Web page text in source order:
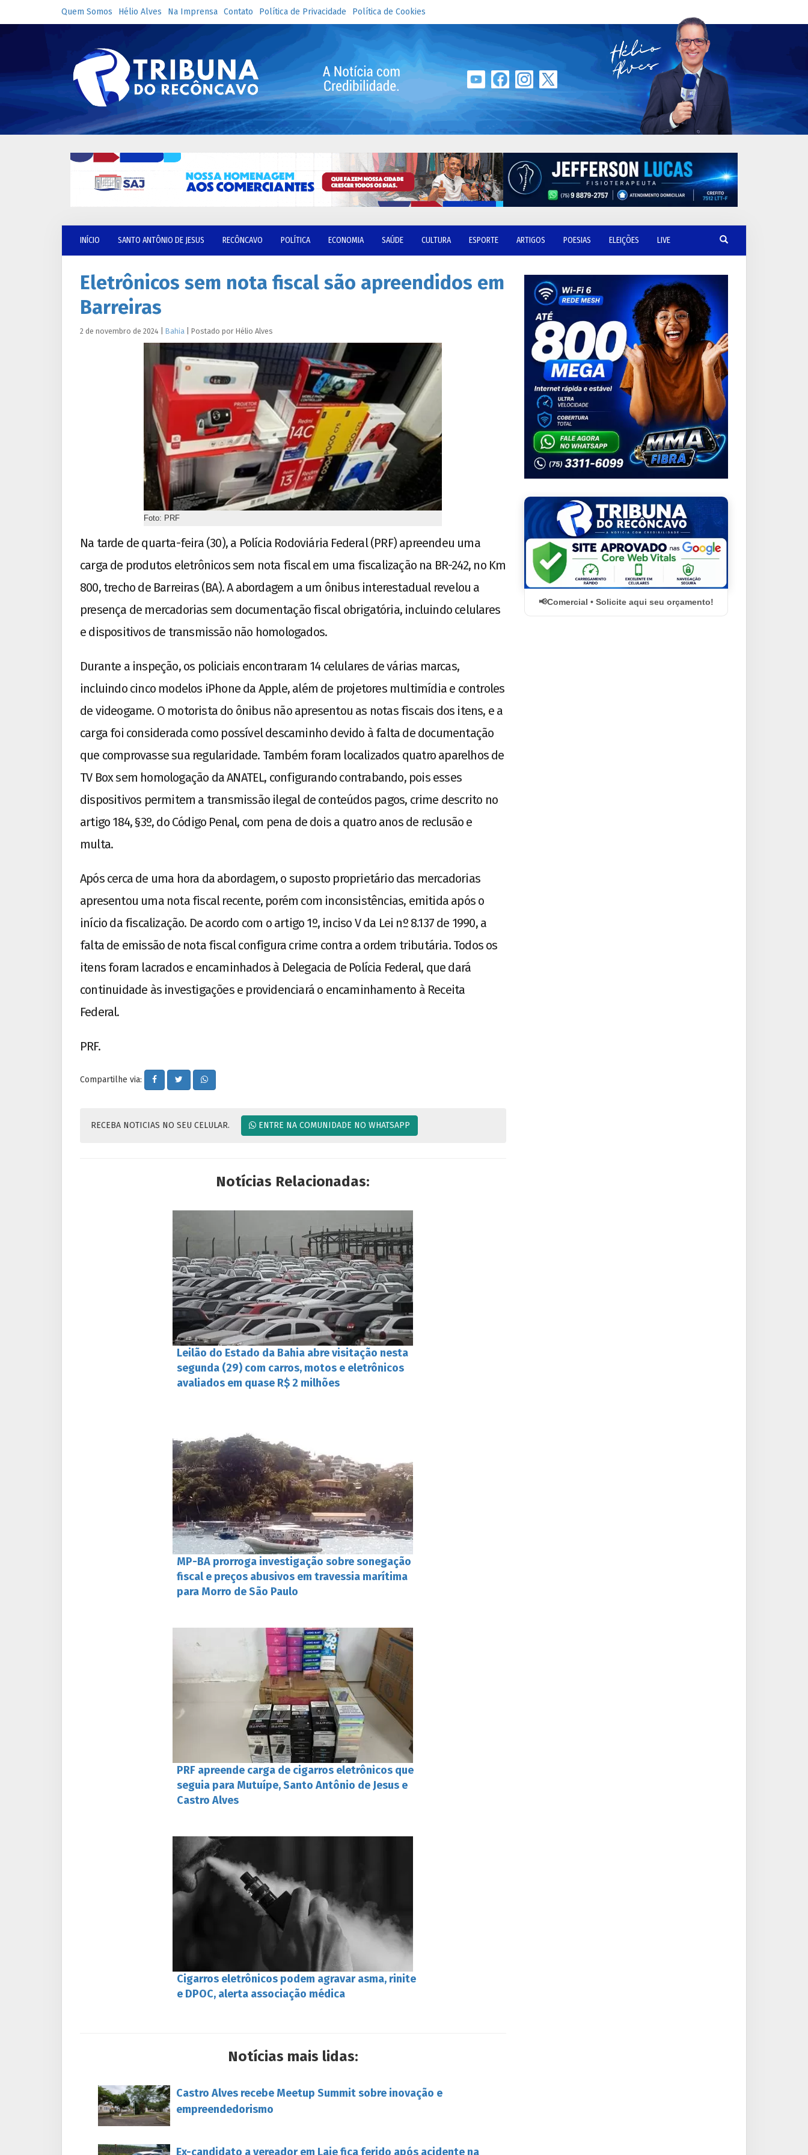
Quem Somos Hélio Alves Na Imprensa Contato Política de Privacidade Política de Cookies
INÍCIO SANTO ANTÔNIO DE JESUS RECÔNCAVO POLÍTICA ECONOMIA SAÚDE CULTURA ESPORTE ARTIGOS POESIAS ELEIÇÕES LIVE
Eletrônicos sem nota fiscal são apreendidos em
Barreiras
2 de novembro de 2024 Bahia Postado por Hélio Alves
Foto: PRF
Na tarde de quarta-feira (30), a Polícia Rodoviária Federal (PRF) apreendeu uma
carga de produtos eletrônicos sem nota fiscal em uma fiscalização na BR-242, no Km
800, trecho de Barreiras (BA). A abordagem a um ônibus interestadual revelou a
presença de mercadorias sem documentação fiscal obrigatória, incluindo celulares
e dispositivos de transmissão não homologados.
Durante a inspeção, os policiais encontraram 14 celulares de várias marcas,
incluindo cinco modelos iPhone da Apple, além de projetores multimídia e controles
de videogame. O motorista do ônibus não apresentou as notas fiscais dos itens, e a
carga foi considerada como possível descaminho devido à falta de documentação
que comprovasse sua regularidade. Também foram localizados quatro aparelhos de
TV Box sem homologação da ANATEL, configurando contrabando, pois esses
dispositivos permitem a transmissão ilegal de conteúdos pagos, crime descrito no
artigo 184, §3º, do Código Penal, com pena de dois a quatro anos de reclusão e
multa.
Após cerca de uma hora da abordagem, o suposto proprietário das mercadorias
apresentou uma nota fiscal recente, porém com inconsistências, emitida após o
início da fiscalização. De acordo com o artigo 1º, inciso V da Lei nº 8.137 de 1990, a
falta de emissão de nota fiscal configura crime contra a ordem tributária. Todos os
itens foram lacrados e encaminhados à Delegacia de Polícia Federal, que dará
continuidade às investigações e providenciará o encaminhamento à Receita
Federal.
PRF.
Compartilhe via:
RECEBA NOTICIAS NO SEU CELULAR. ENTRE NA COMUNIDADE NO WHATSAPP
Notícias Relacionadas:
Leilão do Estado da Bahia abre visitação nesta
segunda (29) com carros, motos e eletrônicos
avaliados em quase R$ 2 milhões
MP-BA prorroga investigação sobre sonegação
fiscal e preços abusivos em travessia marítima
para Morro de São Paulo
PRF apreende carga de cigarros eletrônicos que
seguia para Mutuípe, Santo Antônio de Jesus e
Castro Alves
Cigarros eletrônicos podem agravar asma, rinite
e DPOC, alerta associação médica
Notícias mais lidas:
Castro Alves recebe Meetup Summit sobre inovação e
empreendedorismo
Ex-candidato a vereador em Laje fica ferido após acidente na
Comercial • Solicite aqui seu orçamento!